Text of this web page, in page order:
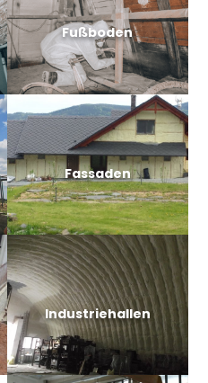
Fußboden
Fassaden
Industriehallen